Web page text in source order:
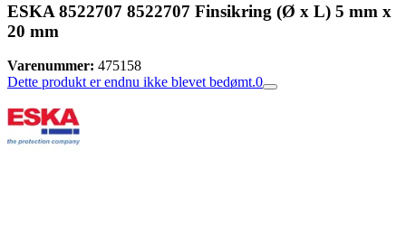
ESKA 8522707 8522707 Finsikring (Ø x L) 5 mm x
20 mm
Varenummer: 475158
Dette produkt er endnu ikke blevet bedømt.0